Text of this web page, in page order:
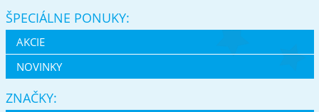
ŠPECIÁLNE PONUKY:
AKCIE
NOVINKY
ZNAČKY: